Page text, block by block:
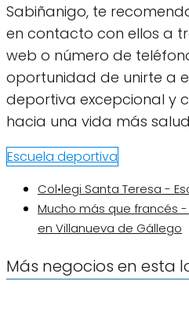
Sabiñanigo, te
en contacto con ellos a
web o número de
oportunidad de unirte a
deportiva excepcional y
hacia una vida más
Escuela deportiva
Col•legi Santa Teresa -
Mucho más que francés
en Villanueva de Gállego
Más negocios en esta